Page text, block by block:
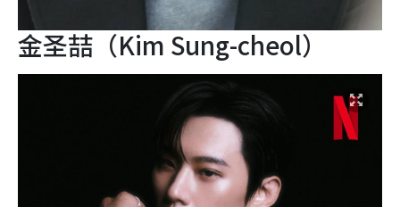
金圣喆（Kim Sung-cheol）